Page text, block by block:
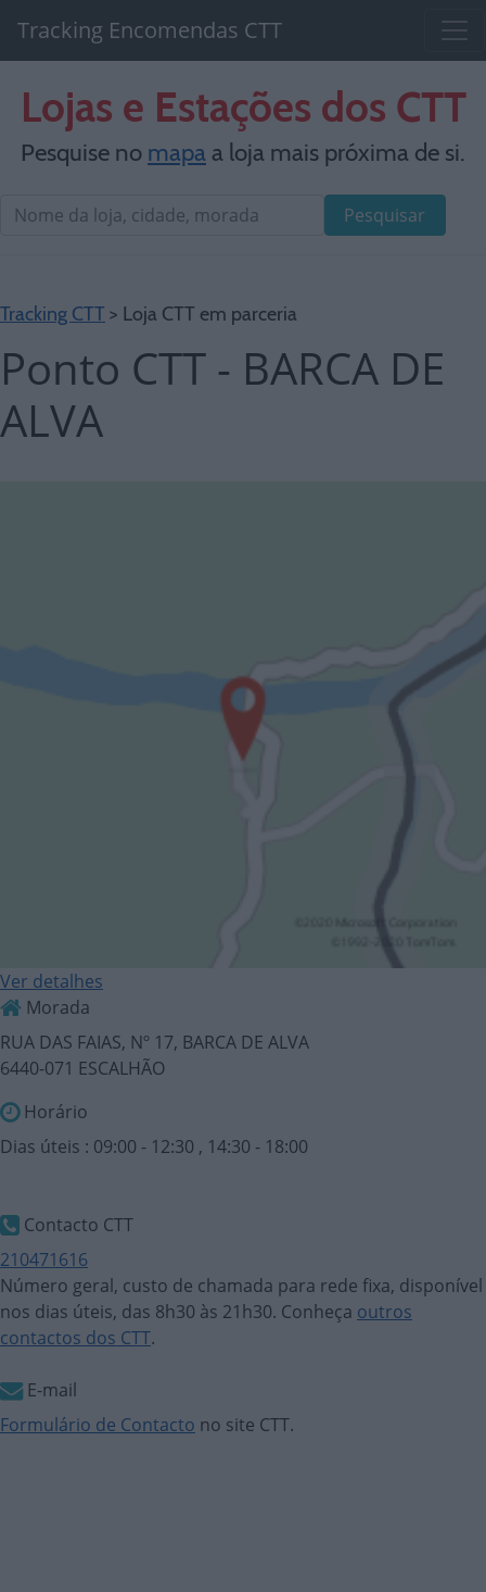
Tracking Encomendas CTT
Lojas e Estações dos CTT
Pesquise no mapaa loja mais próxima de si.
Pesquisar
Tracking CTT > Loja CTT em parceria
Ponto CTT - BARCA DE
ALVA
Ver detalhes
Morada
RUA DAS FAIAS, Nº 17, BARCA DE ALVA
6440-071 ESCALHÃO
Horário
Dias úteis : 09:00 - 12:30 , 14:30 - 18:00
Contacto CTT
210471616
Número geral, custo de chamada para rede fixa, disponível
nos dias úteis, das 8h30 às 21h30. Conheça outros
contactos dos CTT.
E-mail
Formulário de Contacto no site CTT.